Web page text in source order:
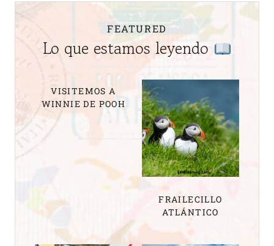
FEATURED
Lo que estamos leyendo
VISITEMOS A
WINNIE DE POOH
FRAILECILLO
ATLÁNTICO